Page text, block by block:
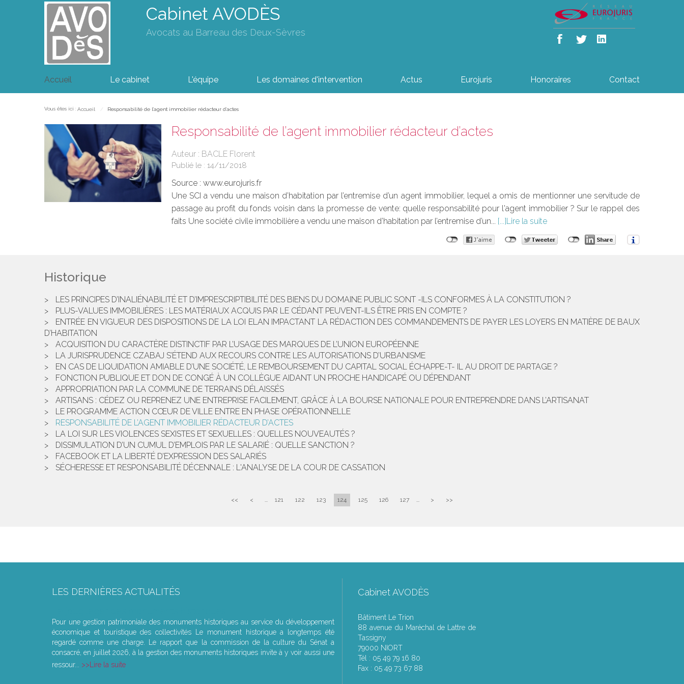
Cabinet AVODÈS
Avocats au Barreau des Deux-Sèvres
Accueil Le cabinet L'équipe Les domaines d'intervention Actus Eurojuris Honoraires Contact
Vous êtes ici : Accueil Responsabilité de l’agent immobilier rédacteur d’actes
Responsabilité de l’agent immobilier rédacteur d’actes
Auteur : BACLE Florent
Publié le : 14/11/2018
Source : www.eurojuris.fr
Une SCI a vendu une maison d’habitation par l’entremise d’un agent immobilier, lequel a omis de mentionner une servitude de
passage au profit du fonds voisin dans la promesse de vente: quelle responsabilité pour l'agent immobilier ? Sur le rappel des
faits Une société civile immobilière a vendu une maison d’habitation par l’entremise d’un...
Lire la suite
Historique
LES PRINCIPES D’INALIÉNABILITÉ ET D’IMPRESCRIPTIBILITÉ DES BIENS DU DOMAINE PUBLIC SONT -ILS CONFORMES À LA CONSTITUTION ?
PLUS-VALUES IMMOBILIÈRES : LES MATÉRIAUX ACQUIS PAR LE CÉDANT PEUVENT-ILS ÊTRE PRIS EN COMPTE ?
ENTRÉE EN VIGUEUR DES DISPOSITIONS DE LA LOI ELAN IMPACTANT LA RÉDACTION DES COMMANDEMENTS DE PAYER LES LOYERS EN MATIÈRE DE BAUX
D’HABITATION
ACQUISITION DU CARACTÈRE DISTINCTIF PAR L’USAGE DES MARQUES DE L’UNION EUROPÉENNE
LA JURISPRUDENCE CZABAJ S’ÉTEND AUX RECOURS CONTRE LES AUTORISATIONS D’URBANISME
EN CAS DE LIQUIDATION AMIABLE D’UNE SOCIÉTÉ, LE REMBOURSEMENT DU CAPITAL SOCIAL ÉCHAPPE-T- IL AU DROIT DE PARTAGE ?
FONCTION PUBLIQUE ET DON DE CONGÉ À UN COLLÈGUE AIDANT UN PROCHE HANDICAPÉ OU DÉPENDANT
APPROPRIATION PAR LA COMMUNE DE TERRAINS DÉLAISSÉS
ARTISANS : CÉDEZ OU REPRENEZ UNE ENTREPRISE FACILEMENT, GRÂCE À LA BOURSE NATIONALE POUR ENTREPRENDRE DANS L’ARTISANAT
LE PROGRAMME ACTION CŒUR DE VILLE ENTRE EN PHASE OPÉRATIONNELLE
RESPONSABILITÉ DE L’AGENT IMMOBILIER RÉDACTEUR D’ACTES
LA LOI SUR LES VIOLENCES SEXISTES ET SEXUELLES : QUELLES NOUVEAUTÉS ?
DISSIMULATION D’UN CUMUL D’EMPLOIS PAR LE SALARIÉ : QUELLE SANCTION ?
FACEBOOK ET LA LIBERTÉ D’EXPRESSION DES SALARIÉS
SÉCHERESSE ET RESPONSABILITÉ DÉCENNALE : L'ANALYSE DE LA COUR DE CASSATION
<< < ... 121 122 123 124 125 126 127 ... > >>
LES DERNIÈRES ACTUALITÉS
Pour une gestion patrimoniale des monuments historiques au service du développement
économique et touristique des collectivités Le monument historique a longtemps été
regardé comme une charge. Le rapport que la commission de la culture du Sénat a
consacré, en juillet 2026, à la gestion des monuments historiques invite à y voir aussi une
ressour...
Lire la suite
Cabinet AVODÈS
Bâtiment Le Trion
88 avenue du Maréchal de Lattre de
Tassigny
79000 NIORT
Tél : 05 49 79 16 80
Fax : 05 49 73 67 88